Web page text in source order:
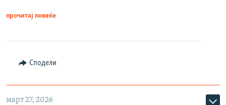
прочитај повеќе
Сподели
март 27, 2026